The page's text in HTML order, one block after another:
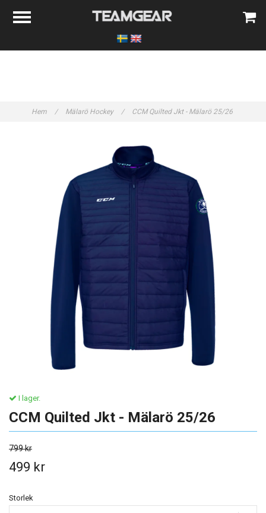
Hem / Mälarö Hockey / CCM Quilted Jkt - Mälarö 25/26
I lager.
CCM Quilted Jkt - Mälarö 25/26
799 kr
499 kr
Storlek